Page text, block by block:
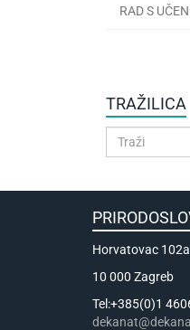
RAD S
TRAŽILICA
Horvatovac 102a
10 000 Zagreb
Tel:+385(0)1